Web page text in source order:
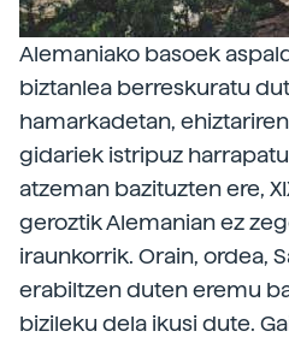
Alemaniako basoek
biztanlea berreskuratu
hamarkadetan,
gidariek istripuz
atzeman bazituzten ere,
geroztik Alemanian ez
iraunkorrik. Orain, ordea,
erabiltzen duten eremu
bizileku dela ikusi dute.